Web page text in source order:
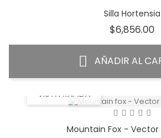
Silla Hortensia
$6,856.00
AÑADIR AL
VISTA RÁPIDA
Mountain Fox - Vector